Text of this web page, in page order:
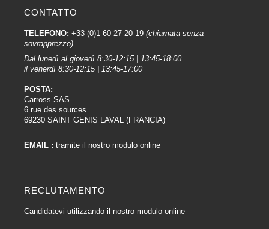
raccomandazioni del produttore e devono essere eseguite tutte le
Posizionamento del forno:
Posizionare l'essiccatore a infrarossi a una distanza adeguata dalla
superficie verniciata. Seguire le raccomandazioni del produttore per la
di prodotto Verniciante utilizzato.
Impostazione della potenza:
per regolare l'intensità del calore emesso. Regolare la potenza in base alle
Determinare il tempo di esposizione necessario in base ai Vernici utilizzati. Il
tempo di asciugatura può variare a seconda della composizione dei Vernici,
CONTATTO
TELEFONO: +33 (0)1 60 27 20 19 (chiamata senza
sovrapprezzo)
Dal lunedì al giovedì 8:30-12:15 | 13:45-18:00
il venerdì 8:30-12:15 | 13:45-17:00
POSTA:
Carross SAS
6 rue des sources
69230 SAINT GENIS LAVAL (FRANCIA)
EMAIL : tramite il nostro modulo online
RECLUTAMENTO
Candidatevi utilizzando il nostro modulo online